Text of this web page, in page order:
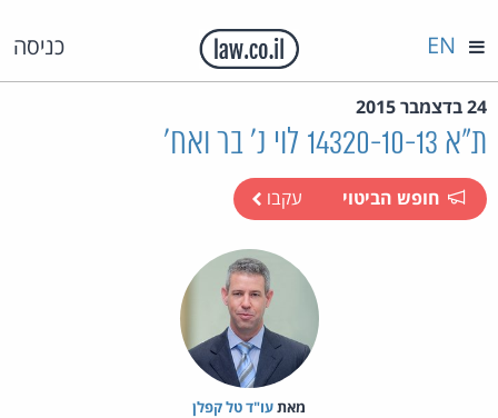
כניסה EN
24 בדצמבר 2015
ת"א 14320-10-13 לוי נ' בר ואח'
חופש הביטוי עקבו
מאת‏עו"ד טל קפלן